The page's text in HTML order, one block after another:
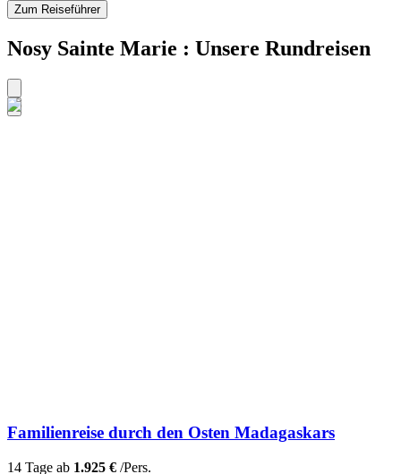
Zum Reiseführer
Nosy Sainte Marie : Unsere Rundreisen
Familienreise durch den Osten Madagaskars
14 Tage ab 1.925 € /Pers.